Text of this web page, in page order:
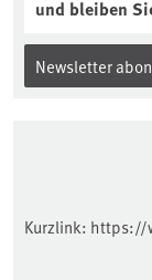
und bleiben
Newsletter
Kurzlink: https://